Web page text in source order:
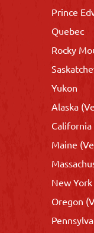
Prince
Quebec
Rocky
Yukon
Alaska
Maine
New
Oregon